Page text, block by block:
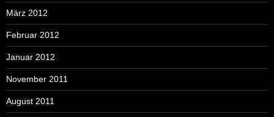
März 2012
Februar 2012
Januar 2012
November 2011
August 2011